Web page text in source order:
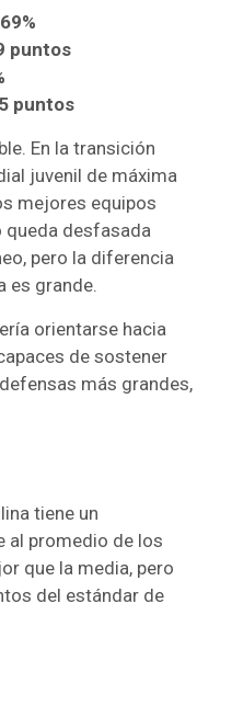
puntos
puntos
En la transición
juvenil de máxima
mejores equipos
queda desfasada
pero la diferencia
es grande.
orientarse hacia
de sostener
más grandes,
tiene un
al promedio de los
que la media, pero
del estándar de